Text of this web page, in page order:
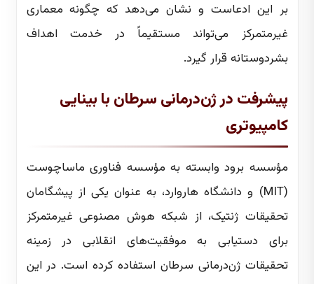
بر این ادعاست و نشان می‌دهد که چگونه معماری
غیرمتمرکز می‌تواند مستقیماً در خدمت اهداف
بشردوستانه قرار گیرد.
پیشرفت در ژن‌درمانی سرطان با بینایی
کامپیوتری
مؤسسه برود وابسته به مؤسسه فناوری ماساچوست
(MIT) و دانشگاه هاروارد، به عنوان یکی از پیشگامان
تحقیقات ژنتیک، از شبکه هوش مصنوعی غیرمتمرکز
برای دستیابی به موفقیت‌های انقلابی در زمینه
تحقیقات ژن‌درمانی سرطان استفاده کرده است. در این